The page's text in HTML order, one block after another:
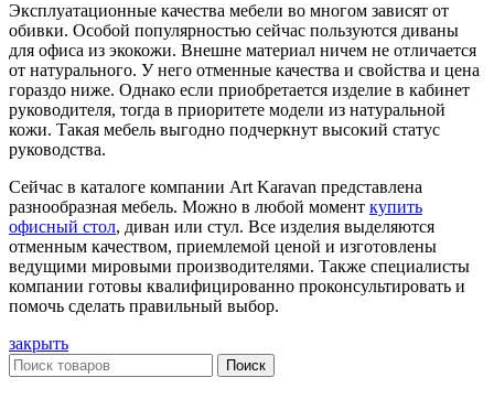
Эксплуатационные качества мебели во многом зависят от
обивки. Особой популярностью сейчас пользуются диваны
для офиса из экокожи. Внешне материал ничем не отличается
от натурального. У него отменные качества и свойства и цена
гораздо ниже. Однако если приобретается изделие в кабинет
руководителя, тогда в приоритете модели из натуральной
кожи. Такая мебель выгодно подчеркнут высокий статус
руководства.
Сейчас в каталоге компании Art Karavan представлена
разнообразная мебель. Можно в любой момент купить
офисный стол, диван или стул. Все изделия выделяются
отменным качеством, приемлемой ценой и изготовлены
ведущими мировыми производителями. Также специалисты
компании готовы квалифицированно проконсультировать и
помочь сделать правильный выбор.
закрыть
Поиск